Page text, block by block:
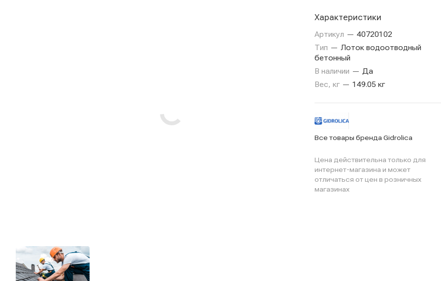
Характеристики
Артикул — 40720102
Тип — Лоток водоотводный
бетонный
В наличии — Да
Вес, кг — 149.05 кг
Все товары бренда Gidrolica
Цена действительна только для
интернет-магазина и может
отличаться от цен в розничных
магазинах